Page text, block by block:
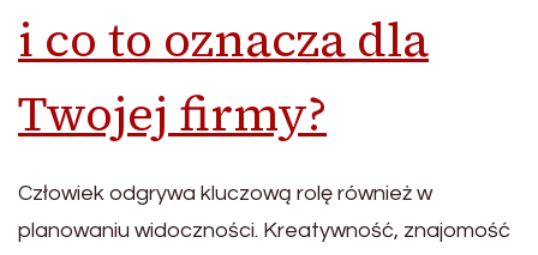
i co to oznacza dla
Twojej firmy?
Człowiek odgrywa kluczową rolę również w
planowaniu widoczności. Kreatywność, znajomość